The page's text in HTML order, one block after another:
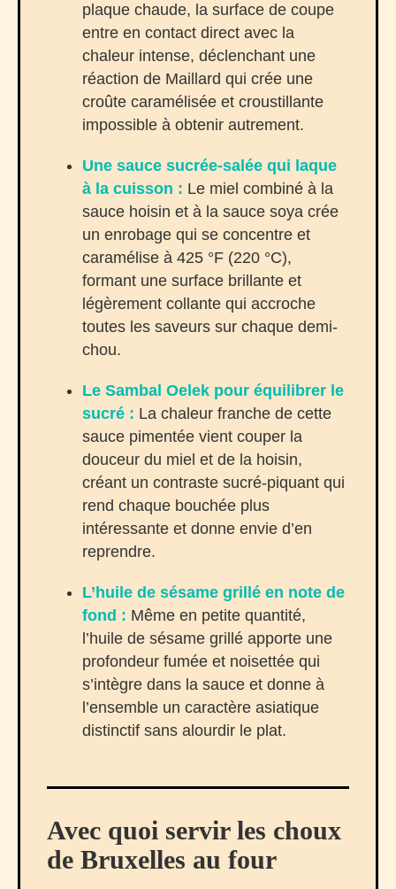
plaque chaude, la surface de coupe
entre en contact direct avec la
chaleur intense, déclenchant une
réaction de Maillard qui crée une
croûte caramélisée et croustillante
impossible à obtenir autrement.
Une sauce sucrée-salée qui laque
à la cuisson : Le miel combiné à la
sauce hoisin et à la sauce soya crée
un enrobage qui se concentre et
caramélise à 425 °F (220 °C),
formant une surface brillante et
légèrement collante qui accroche
toutes les saveurs sur chaque demi-
chou.
Le Sambal Oelek pour équilibrer le
sucré : La chaleur franche de cette
sauce pimentée vient couper la
douceur du miel et de la hoisin,
créant un contraste sucré-piquant qui
rend chaque bouchée plus
intéressante et donne envie d’en
reprendre.
L’huile de sésame grillé en note de
fond : Même en petite quantité,
l’huile de sésame grillé apporte une
profondeur fumée et noisettée qui
s’intègre dans la sauce et donne à
l’ensemble un caractère asiatique
distinctif sans alourdir le plat.
Avec quoi servir les choux
de Bruxelles au four